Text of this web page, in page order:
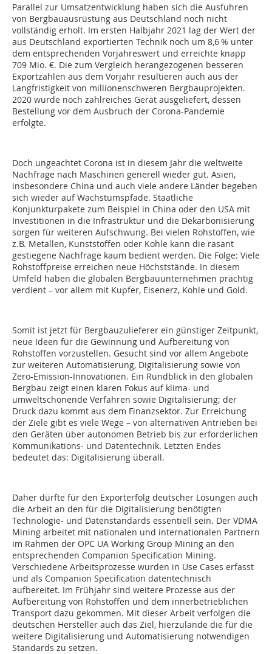
Parallel zur Umsatzentwicklung haben sich die Ausfuhren
von Bergbauausrüstung aus Deutschland noch nicht
vollständig erholt. Im ersten Halbjahr 2021 lag der Wert der
aus Deutschland exportierten Technik noch um 8,6 % unter
dem entsprechenden Vorjahreswert und erreichte knapp
709 Mio. €. Die zum Vergleich herangezogenen besseren
Exportzahlen aus dem Vorjahr resultieren auch aus der
Langfristigkeit von millionenschweren Bergbauprojekten.
2020 wurde noch zahlreiches Gerät ausgeliefert, dessen
Bestellung vor dem Ausbruch der Corona-Pandemie
erfolgte.
Doch ungeachtet Corona ist in diesem Jahr die weltweite
Nachfrage nach Maschinen generell wieder gut. Asien,
insbesondere China und auch viele andere Länder begeben
sich wieder auf Wachstumspfade. Staatliche
Konjunkturpakete zum Beispiel in China oder den USA mit
Investitionen in die Infrastruktur und die Dekarbonisierung
sorgen für weiteren Aufschwung. Bei vielen Rohstoffen, wie
z.B. Metallen, Kunststoffen oder Kohle kann die rasant
gestiegene Nachfrage kaum bedient werden. Die Folge: Viele
Rohstoffpreise erreichen neue Höchststände. In diesem
Umfeld haben die globalen Bergbauunternehmen prächtig
verdient – vor allem mit Kupfer, Eisenerz, Kohle und Gold.
Somit ist jetzt für Bergbauzulieferer ein günstiger Zeitpunkt,
neue Ideen für die Gewinnung und Aufbereitung von
Rohstoffen vorzustellen. Gesucht sind vor allem Angebote
zur weiteren Automatisierung, Digitalisierung sowie von
Zero-Emission-­Innovationen. Ein Rundblick in den globalen
Bergbau zeigt einen klaren Fokus auf klima- und
umweltschonende Verfahren sowie Digitalisierung; der
Druck dazu kommt aus dem ­Finanzsektor. Zur Erreichung
der Ziele gibt es viele Wege – von ­alternativen Antrieben bei
den Geräten über autonomen Betrieb bis zur erforderlichen
Kommunikations- und Datentechnik. Letzten Endes
bedeutet das: Digitalisierung überall.
Daher dürfte für den Exporterfolg deutscher Lösungen auch
die Arbeit an den für die Digitalisierung benötigten
Technologie- und Datenstandards essentiell sein. Der VDMA
Mining arbeitet mit nationalen und internationalen Partnern
im Rahmen der OPC UA Working Group Mining an den
entsprechenden Companion Specification Mining.
Verschiedene Arbeitsprozesse wurden in Use Cases erfasst
und als Companion Specification datentechnisch
aufbereitet. Im Frühjahr sind weitere Prozesse aus der
Aufbereitung von Rohstoffen und dem innerbetrieblichen
Transport dazu gekommen. Mit dieser Arbeit verfolgen die
deutschen Hersteller auch das Ziel, hierzulande die für die
weitere Digitalisierung und Automatisierung notwendigen
Standards zu setzen.